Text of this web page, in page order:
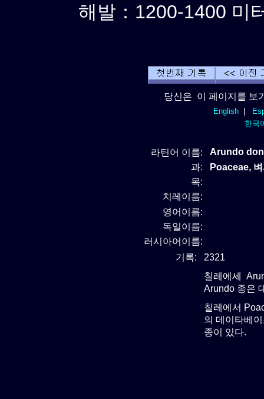
해발：1200-1400 미
당신은 이 페이지를 보
English|
한국
라틴어 이름:
Arundo
과:
Poaceae,
목:
치레이름:
영어이름:
독일이름:
러시아어이름:
기록:
2321
칠레에세
Arundo 종은
칠레에서
의 데이타베
종이 있다.